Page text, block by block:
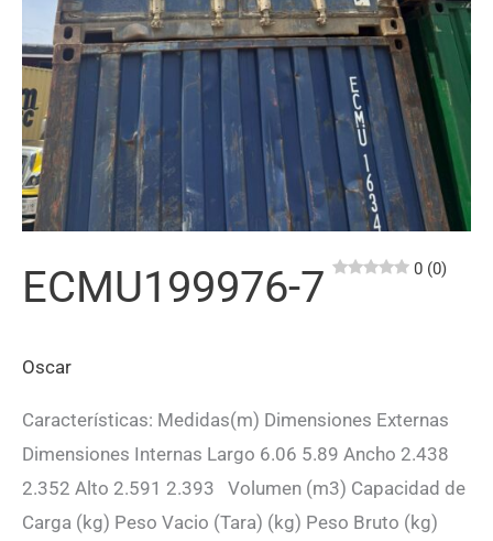
ECMU199976-7 0 (0)
Oscar
Características: Medidas(m) Dimensiones Externas
Dimensiones Internas Largo 6.06 5.89 Ancho 2.438
2.352 Alto 2.591 2.393 Volumen (m3) Capacidad de
Carga (kg) Peso Vacio (Tara) (kg) Peso Bruto (kg)